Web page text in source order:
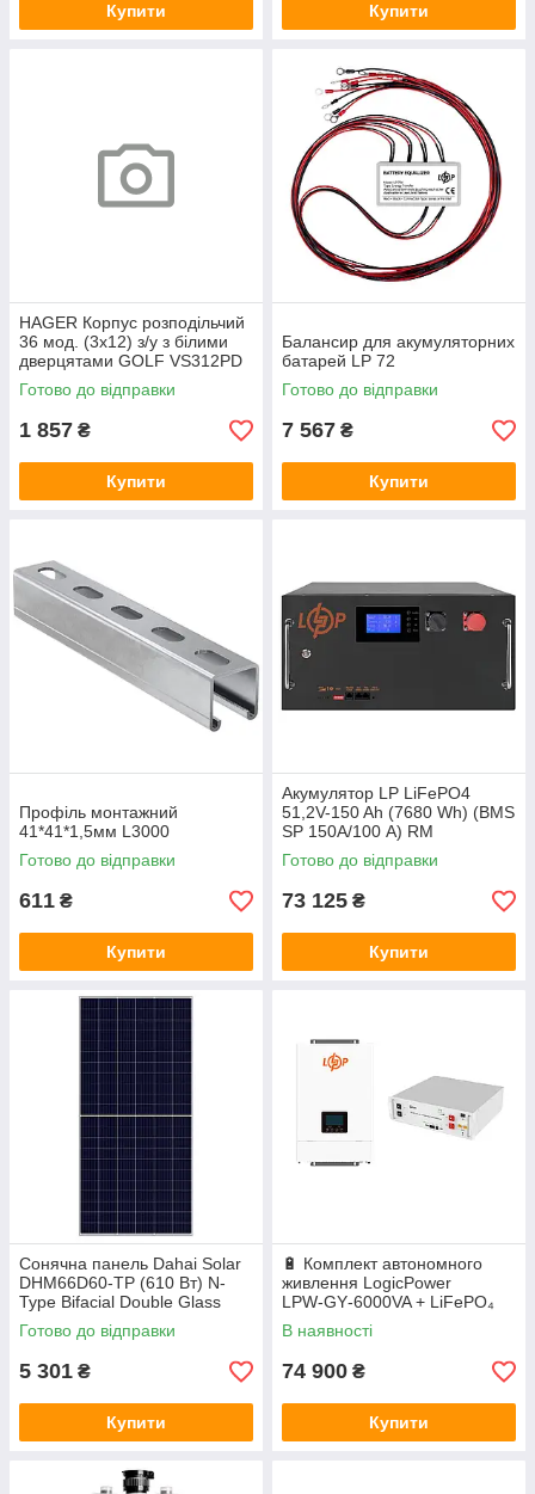
Купити Купити
HAGER Корпус розподільчий
36 мод. (3х12) з/у з білими
дверцятами GOLF VS312PD
Готово до відправки
1 857 ₴
Купити
Балансир для акумуляторних
батарей LP 72
Готово до відправки
7 567 ₴
Купити
Профіль монтажний
41*41*1,5мм L3000
Готово до відправки
611 ₴
Купити
Акумулятор LP LiFePO4
51,2V-150 Ah (7680 Wh) (BMS
SP 150A/100 А) RM
RS485/CAN LCD BL
Готово до відправки
73 125 ₴
Купити
Сонячна панель Dahai Solar
DHM66D60-TP (610 Вт) N-
Type Bifacial Double Glass
Готово до відправки
5 301 ₴
Купити
🔋 Комплект автономного
живлення LogicPower
LPW‑GY‑6000VA + LiFePO₄
акумулятор Deye SE‑G5.1
Pro‑B
В наявності
74 900 ₴
Купити